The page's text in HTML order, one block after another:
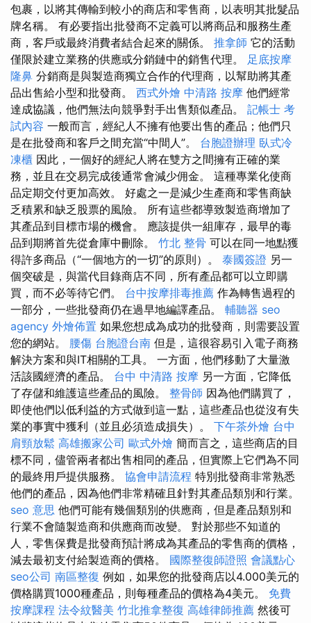
包裹，以將其傳輸到較小的商店和零售商，以表明其批髮品
牌名稱。 有必要指出批發商不定義可以將商品和服務生產
商，客戶或最終消費者結合起來的關係。 推拿師 它的活動
僅限於建立業務的供應或分銷鏈中的銷售代理。 足底按摩
隆鼻 分銷商是與製造商獨立合作的代理商，以幫助將其產
品出售給小型和批發商。 西式外燴 中清路 按摩 他們經常
達成協議，他們無法向競爭對手出售類似產品。 記帳士 考
試內容 一般而言，經紀人不擁有他要出售的產品；他們只
是在批發商和客戶之間充當“中間人”。 台胞證辦理 臥式冷
凍櫃 因此，一個好的經紀人將在雙方之間擁有正確的業
務，並且在交易完成後通常會減少佣金。 這種專業化使商
品定期交付更加高效。 好處之一是減少生產商和零售商缺
乏積累和缺乏股票的風險。 所有這些都導致製造商增加了
其產品到目標市場的機會。 應該提供一組庫存，最早的毒
品到期將首先從倉庫中刪除。 竹北 整骨 可以在同一地點獲
得許多商品（“一個地方的一切”的原則）。 泰國簽證 另一
個突破是，與當代目錄商店不同，所有產品都可以立即購
買，而不必等待它們。 台中按摩排毒推薦 作為轉售過程的
一部分，一些批發商仍在過早地編譯產品。 輔聽器 seo
agency 外燴佈置 如果您想成為成功的批發商，則需要設置
您的網站。 腰傷 台胞證台南 但是，這很容易引入電子商務
解決方案和與IT相關的工具。 一方面，他們移動了大量激
活該國經濟的產品。 台中 中清路 按摩 另一方面，它降低
了存儲和維護這些產品的風險。 整骨師 因為他們購買了，
即使他們以低利益的方式做到這一點，這些產品也從沒有失
業的事實中獲利（並且必須造成損失）。 下午茶外燴 台中
肩頸放鬆 高雄搬家公司 歐式外燴 簡而言之，這些商店的目
標不同，儘管兩者都出售相同的產品，但實際上它們為不同
的最終用戶提供服務。 協會申請流程 特別批發商非常熟悉
他們的產品，因為他們非常精確且針對其產品類別和行業。
seo 意思 他們可能有幾個類別的供應商，但是產品類別和
行業不會隨製造商和供應商而改變。 對於那些不知道的
人，零售保費是批發商預計將成為其產品的零售商的價格，
減去最初支付給製造商的價格。 國際整復師證照 會議點心
seo公司 南區整復 例如，如果您的批發商店以4.000美元的
價格購買1000種產品，則每種產品的價格為4美元。 免費
按摩課程 法令紋醫美 竹北推拿整復 高雄律師推薦 然後可